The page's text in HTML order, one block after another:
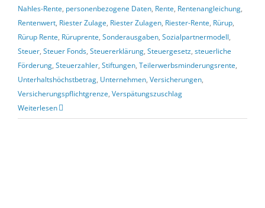
Nahles-Rente, personenbezogene Daten, Rente, Rentenangleichung,
Rentenwert, Riester Zulage, Riester Zulagen, Riester-Rente, Rürup,
Rürup Rente, Rüruprente, Sonderausgaben, Sozialpartnermodell,
Steuer, Steuer Fonds, Steuererklärung, Steuergesetz, steuerliche
Förderung, Steuerzahler, Stiftungen, Teilerwerbsminderungsrente,
Unterhaltshöchstbetrag, Unternehmen, Versicherungen,
Versicherungspflichtgrenze, Verspätungszuschlag
Weiterlesen